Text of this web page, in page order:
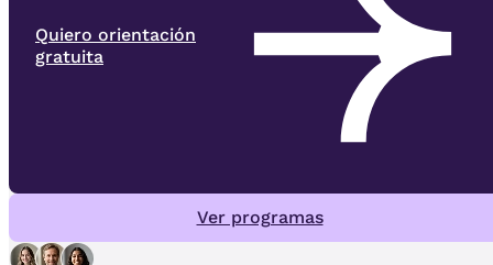
Quiero orientación
gratuita
Ver programas